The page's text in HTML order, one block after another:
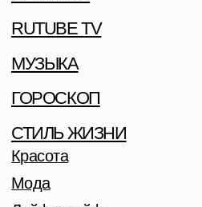
СТИЛЬ ЖИЗНИ
Мода
Герои
На десерт
CВЕТСКАЯ ХРОНИКА
ГОРОСКОП